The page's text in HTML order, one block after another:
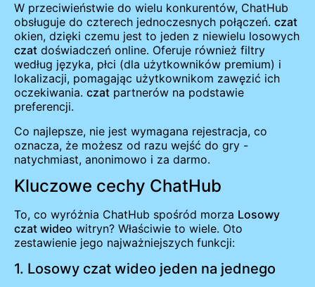
W przeciwieństwie do wielu konkurentów, ChatHub
obsługuje do czterech jednoczesnych połączeń. czat
okien, dzięki czemu jest to jeden z niewielu losowych
czat doświadczeń online. Oferuje również filtry
według języka, płci (dla użytkowników premium) i
lokalizacji, pomagając użytkownikom zawęzić ich
oczekiwania. czat partnerów na podstawie
preferencji.
Co najlepsze, nie jest wymagana rejestracja, co
oznacza, że możesz od razu wejść do gry -
natychmiast, anonimowo i za darmo.
Kluczowe cechy ChatHub
To, co wyróżnia ChatHub spośród morza Losowy
czat wideo witryn? Właściwie to wiele. Oto
zestawienie jego najważniejszych funkcji:
1. Losowy czat wideo jeden na jednego